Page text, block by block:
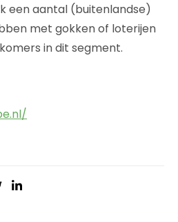
een aantal (buitenlandse)
met gokken of loterijen
in dit segment.